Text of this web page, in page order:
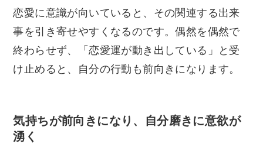
恋愛に意識が向いていると、その関連する出来
事を引き寄せやすくなるのです。偶然を偶然で
終わらせず、「恋愛運が動き出している」と受
け止めると、自分の行動も前向きになります。
気持ちが前向きになり、自分磨きに意欲が
湧く